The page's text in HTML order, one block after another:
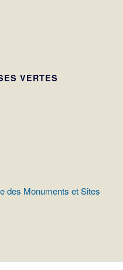
VERTES
des Monuments et Sites